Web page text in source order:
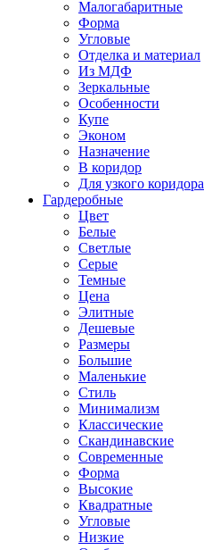
Малогабаритные
Форма
Угловые
Отделка и материал
Из МДФ
Зеркальные
Особенности
Купе
Эконом
Назначение
В коридор
Для узкого коридора
Гардеробные
Цвет
Белые
Светлые
Серые
Темные
Цена
Элитные
Дешевые
Размеры
Большие
Маленькие
Стиль
Минимализм
Классические
Скандинавские
Современные
Форма
Высокие
Квадратные
Угловые
Низкие